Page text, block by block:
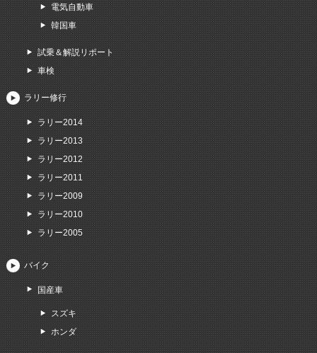
電気自動車
韓国車
試乗＆解説リポート
車検
ラリー修行
ラリー2014
ラリー2013
ラリー2012
ラリー2011
ラリー2009
ラリー2010
ラリー2005
バイク
国産車
スズキ
ホンダ